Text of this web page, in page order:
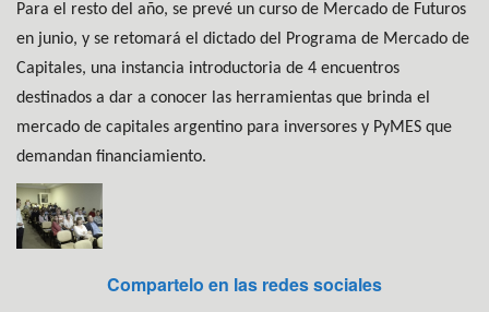
Para el resto del año, se prevé un curso de Mercado de Futuros
en junio, y se retomará el dictado del Programa de Mercado de
Capitales, una instancia introductoria de 4 encuentros
destinados a dar a conocer las herramientas que brinda el
mercado de capitales argentino para inversores y PyMES que
demandan financiamiento.
Compartelo en las redes sociales